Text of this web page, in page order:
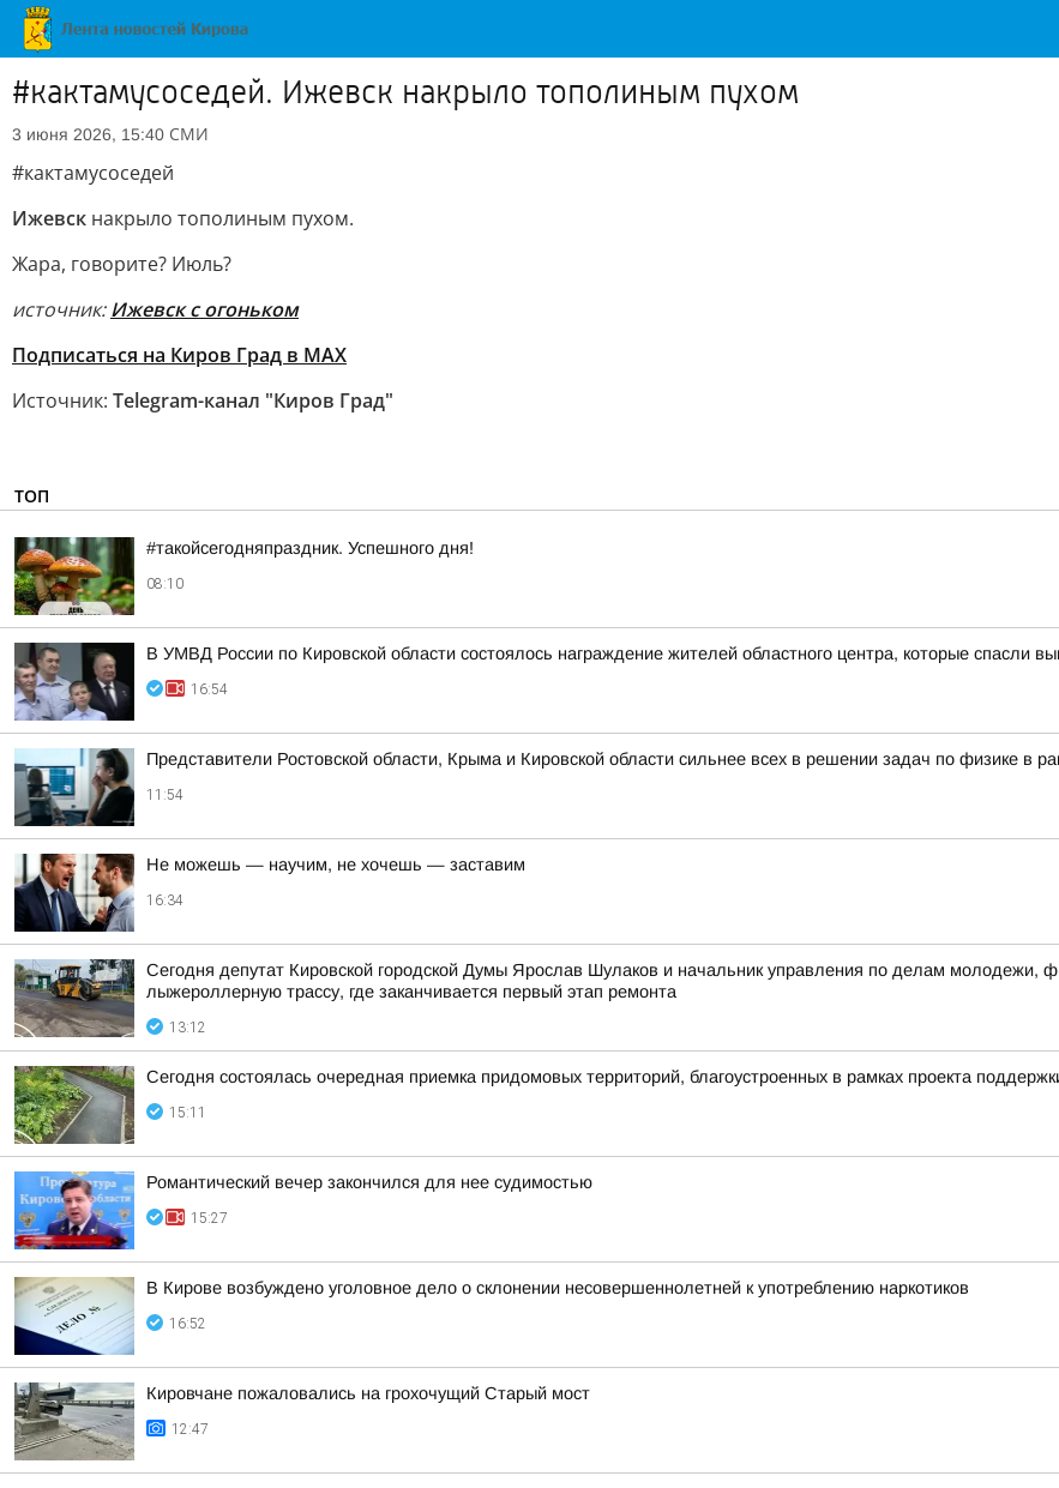
#кактамусоседей. Ижевск накрыло тополиным пухом
3 июня 2026, 15:40 СМИ
#кактамусоседей
Ижевск накрыло тополиным пухом.
Жара, говорите? Июль?
источник:Ижевск с огоньком
Подписаться на Киров Град в МАХ
Источник: Telegram-канал "Киров Град"
ТОП
#такойсегодняпраздник. Успешного дня!
08:10
В УМВД России по Кировской области состоялось награждение жителей областного центра, которые спасли
16:54
Представители Ростовской области, Крыма и Кировской области сильнее всех в решении задач по физике в
11:54
Не можешь — научим, не хочешь — заставим
16:34
Сегодня депутат Кировской городской Думы Ярослав Шулаков и начальник управления по делам молодежи,
лыжероллерную трассу, где заканчивается первый этап ремонта
13:12
Сегодня состоялась очередная приемка придомовых территорий, благоустроенных в рамках проекта
15:11
Романтический вечер закончился для нее судимостью
15:27
В Кирове возбуждено уголовное дело о склонении несовершеннолетней к употреблению наркотиков
16:52
Кировчане пожаловались на грохочущий Старый мост
12:47